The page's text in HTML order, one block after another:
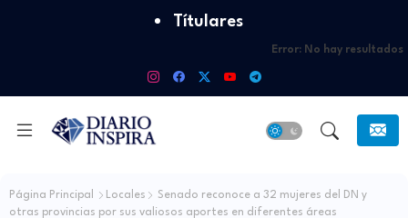
Títulares
Error: No hay resultados
Página Principal Locales
Senado reconoce a 32 mujeres del DN y
otras provincias por sus valiosos aportes en diferentes áreas